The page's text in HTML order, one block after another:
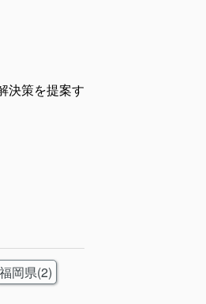
決策を提案す
福岡県(2)